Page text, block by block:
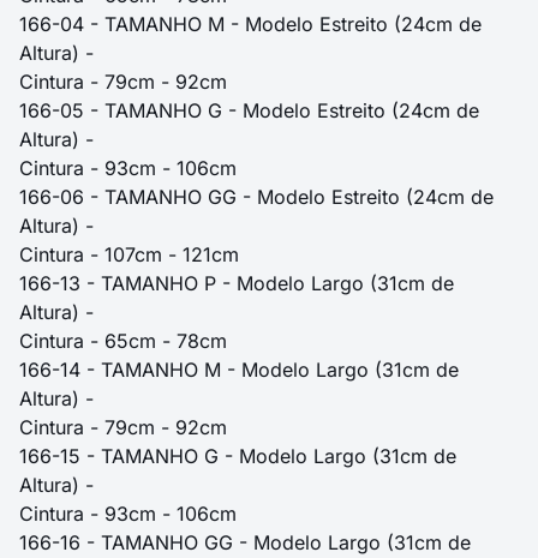
166-04 - TAMANHO M - Modelo Estreito (24cm de
Altura) -
Cintura - 79cm - 92cm
166-05 - TAMANHO G - Modelo Estreito (24cm de
Altura) -
Cintura - 93cm - 106cm
166-06 - TAMANHO GG - Modelo Estreito (24cm de
Altura) -
Cintura - 107cm - 121cm
166-13 - TAMANHO P - Modelo Largo (31cm de
Altura) -
Cintura - 65cm - 78cm
166-14 - TAMANHO M - Modelo Largo (31cm de
Altura) -
Cintura - 79cm - 92cm
166-15 - TAMANHO G - Modelo Largo (31cm de
Altura) -
Cintura - 93cm - 106cm
166-16 - TAMANHO GG - Modelo Largo (31cm de